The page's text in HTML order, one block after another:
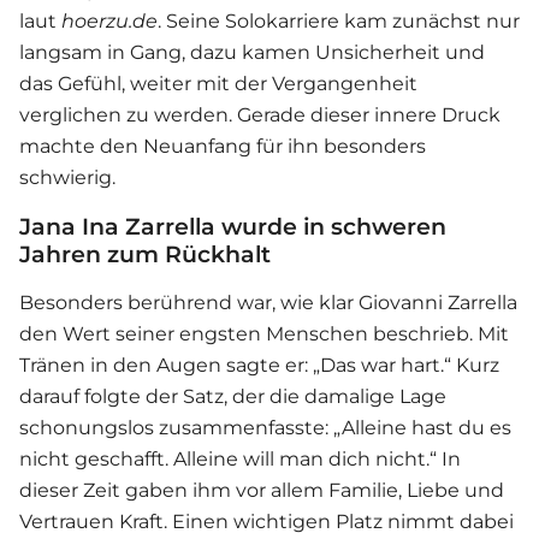
laut hoerzu.de. Seine Solokarriere kam zunächst nur
langsam in Gang, dazu kamen Unsicherheit und
das Gefühl, weiter mit der Vergangenheit
verglichen zu werden. Gerade dieser innere Druck
machte den Neuanfang für ihn besonders
schwierig.
Jana Ina Zarrella wurde in schweren
Jahren zum Rückhalt
Besonders berührend war, wie klar Giovanni Zarrella
den Wert seiner engsten Menschen beschrieb. Mit
Tränen in den Augen sagte er: „Das war hart.“ Kurz
darauf folgte der Satz, der die damalige Lage
schonungslos zusammenfasste: „Alleine hast du es
nicht geschafft. Alleine will man dich nicht.“ In
dieser Zeit gaben ihm vor allem Familie, Liebe und
Vertrauen Kraft. Einen wichtigen Platz nimmt dabei